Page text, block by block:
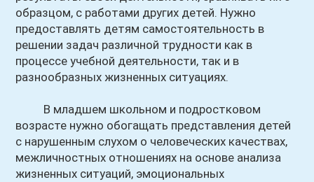
образцом, с работами других детей. Нужно
предоставлять детям самостоятельность в
решении задач различной трудности как в
процессе учебной деятельности, так и в
разнообразных жизненных ситуациях.
В младшем школьном и подростковом
возрасте нужно обогащать представления детей
с нарушенным слухом о человеческих качествах,
межличностных отношениях на основе анализа
жизненных ситуаций, эмоциональных